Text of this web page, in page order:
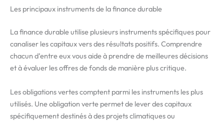
Les principaux instruments de la finance durable
La finance durable utilise plusieurs instruments spécifiques pour
canaliser les capitaux vers des résultats positifs. Comprendre
chacun d’entre eux vous aide à prendre de meilleures décisions
et à évaluer les offres de fonds de manière plus critique.
Les obligations vertes comptent parmi les instruments les plus
utilisés. Une obligation verte permet de lever des capitaux
spécifiquement destinés à des projets climatiques ou